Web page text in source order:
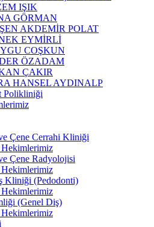
IŞIK
GÖRMAN
AKDEMİR POLAT
EYMİRLİ
COŞKUN
ÖZADAM
ÇAKIR
HANSEL AYDINALP
Polikliniği
Çene Cerrahi Kliniği
Çene Radyolojisi
Kliniği (Pedodonti)
(Genel Diş)